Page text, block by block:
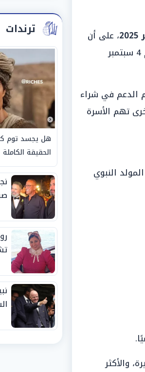
، على أن
يتم ربط عملية الصرف بذكرى المولد النبوي الشريف والموافق يوم 4 سبتمبر
الدعم في شراء
تهم الأسرة
النبوي
والأكثر
ترندات
هل يجسد توم
الحقيقة الكاملة